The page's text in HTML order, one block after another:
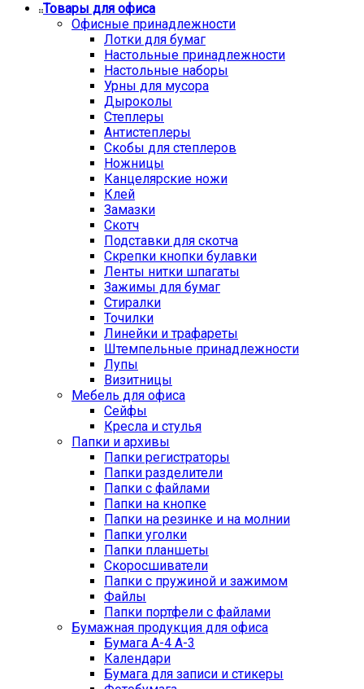
Товары для офиса
Офисные принадлежности
Лотки для бумаг
Настольные принадлежности
Настольные наборы
Урны для мусора
Дыроколы
Степлеры
Антистеплеры
Скобы для степлеров
Ножницы
Канцелярские ножи
Клей
Замазки
Скотч
Подставки для скотча
Скрепки кнопки булавки
Ленты нитки шпагаты
Зажимы для бумаг
Стиралки
Точилки
Линейки и трафареты
Штемпельные принадлежности
Лупы
Визитницы
Мебель для офиса
Сейфы
Кресла и стулья
Папки и архивы
Папки регистраторы
Папки разделители
Папки с файлами
Папки на кнопке
Папки на резинке и на молнии
Папки уголки
Папки планшеты
Скоросшиватели
Папки с пружиной и зажимом
Файлы
Папки портфели с файлами
Бумажная продукция для офиса
Бумага А-4 А-3
Календари
Бумага для записи и стикеры